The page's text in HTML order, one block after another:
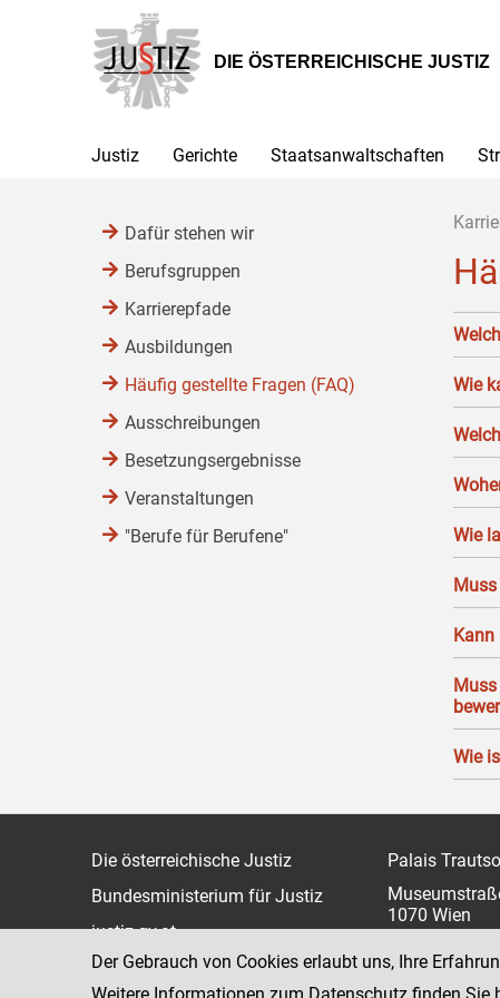
Hauptnavigation
[1]
Inhalt
[2]
Untermenü
[3]
DIE ÖSTERREICHISCHE JUSTIZ
Justiz Gerichte Staatsanwaltschaften
Wie
Wie
Kann
Wie
Dafür stehen wir
Berufsgruppen
Karrierepfade
Ausbildungen
Häufig gestellte Fragen (FAQ)
Ausschreibungen
Besetzungsergebnisse
Veranstaltungen
"Berufe für Berufene"
Die österreichische Justiz
Bundesministerium für Justiz
justiz.gv.at
bmj.gv.at
Palais
1070 Wien
Der Gebrauch von Cookies erlaubt uns, Ihre